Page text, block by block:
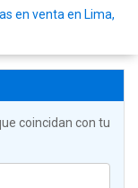
en venta en Lima,
coincidan con tu